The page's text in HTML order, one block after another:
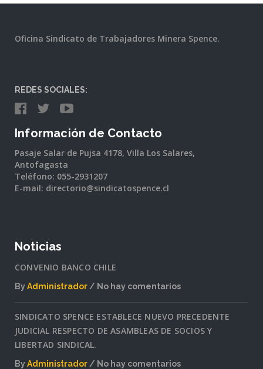
Oficina Sindicato de Trabajadores Minera Spence.
REDES SOCIALES:
Información de Contacto
Pasaje Salar de Pujsa 4178, Villa Los Salares,
Antofagasta
Teléfono: 055-2931207
E-mail: directorio@sindicatospence.cl
Noticias
CONVENIO BANCO CHILE
ByAdministrador
No hay comentarios
BANCO
CHILE
SINDICATO SPENCE ESTABLECE NUEVO PRECEDENTE
JUDICIAL RESPECTO DE ASAMBLEAS DE SOCIOS Y
LIBERTAD SINDICAL.
ByAdministrador No hay comentarios